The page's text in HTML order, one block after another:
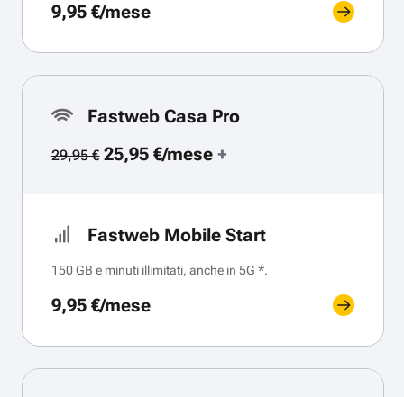
9,95 €/mese
Fastweb Casa Pro
29,95 €25,95 €/mese+
Fastweb Mobile Start
150 GB e minuti illimitati, anche in 5G *.
9,95 €/mese